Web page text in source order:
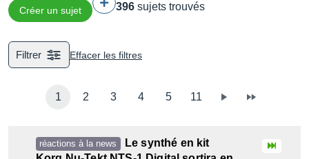
Créer un sujet 396 sujets trouvés
Filtrer Effacer les filtres
1 2 3 4 5 11
réactions à la news
Le synthé en kit